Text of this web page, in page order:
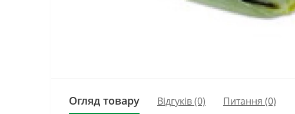
Огляд товару Відгуків (0) Питання (0)